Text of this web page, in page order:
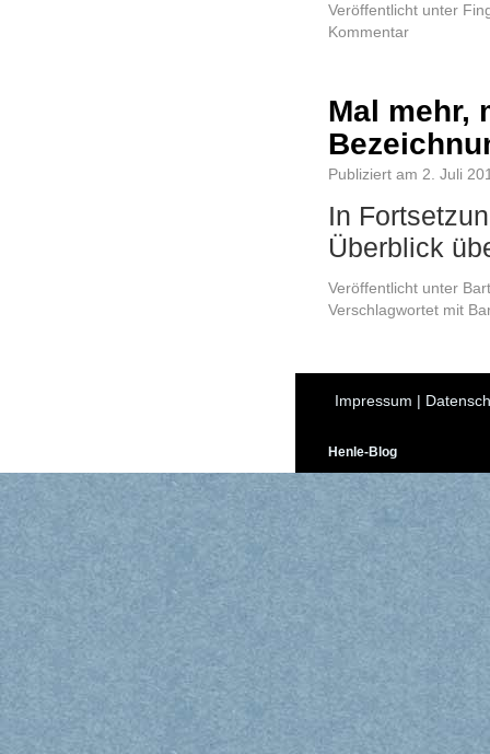
Veröffentlicht unter
Kommentar
Mal mehr,
Publiziert am 2. Juli
In
Überblick
Veröffentlicht unter
Verschlagwortet mit
Impressum |
Henle-Blog